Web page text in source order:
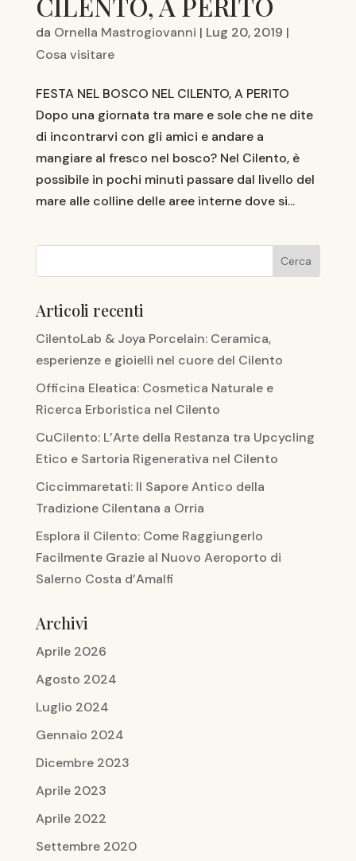
da Ornella Mastrogiovanni | Lug 20, 2019 |
Cosa visitare
FESTA NEL BOSCO NEL CILENTO, A PERITO
Dopo una giornata tra mare e sole che ne dite
di incontrarvi con gli amici e andare a
mangiare al fresco nel bosco? Nel Cilento, è
possibile in pochi minuti passare dal livello del
mare alle colline delle aree interne dove si...
Articoli recenti
CilentoLab & Joya Porcelain: Ceramica,
esperienze e gioielli nel cuore del Cilento
Officina Eleatica: Cosmetica Naturale e
Ricerca Erboristica nel Cilento
CuCilento: L’Arte della Restanza tra Upcycling
Etico e Sartoria Rigenerativa nel Cilento
Ciccimmaretati: Il Sapore Antico della
Tradizione Cilentana a Orria
Esplora il Cilento: Come Raggiungerlo
Facilmente Grazie al Nuovo Aeroporto di
Salerno Costa d’Amalfi
Archivi
Aprile 2026
Agosto 2024
Luglio 2024
Gennaio 2024
Dicembre 2023
Aprile 2023
Aprile 2022
Settembre 2020